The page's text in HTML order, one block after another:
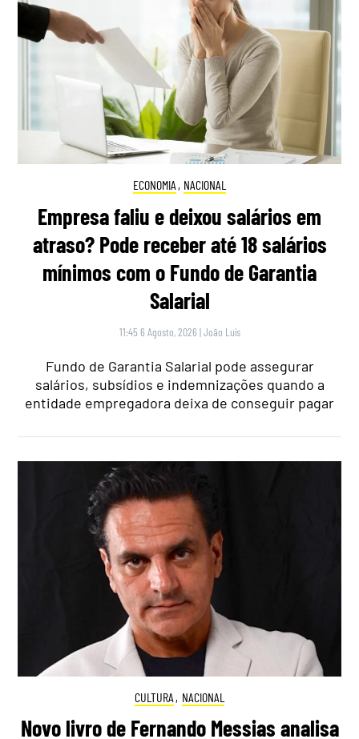
ECONOMIA , NACIONAL
Empresa faliu e deixou salários em
atraso? Pode receber até 18 salários
mínimos com o Fundo de Garantia
Salarial
11:45 6 Agosto, 2026 |João Luís
Fundo de Garantia Salarial pode assegurar
salários, subsídios e indemnizações quando a
entidade empregadora deixa de conseguir pagar
CULTURA , NACIONAL
Novo livro de Fernando Messias analisa